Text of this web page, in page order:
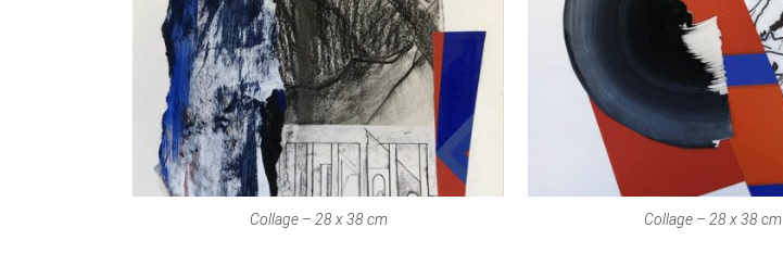
Collage – 28 x 38 cm Collage – 28 x 38 cm